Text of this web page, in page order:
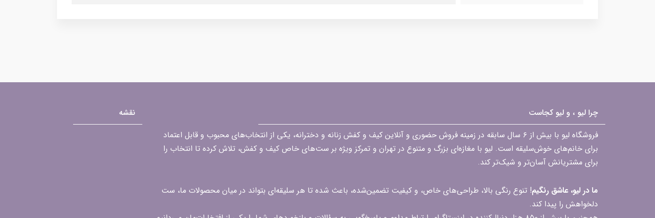
چرا لیو ، و لیو کجاست
فروشگاه لیو با بیش از ۶ سال سابقه در زمینه فروش حضوری و آنلاین کیف و کفش زنانه و دخترانه، یکی از انتخاب‌های محبوب و قابل اعتماد
برای خانم‌های خوش‌سلیقه است. لیو با مغازه‌ای بزرگ و متنوع در تهران و تمرکز ویژه بر ست‌های خاص کیف و کفش، تلاش کرده تا انتخاب را
برای مشتریانش آسان‌تر و شیک‌تر کند.
ما در لیو، عاشق رنگیم! تنوع رنگی بالا، طراحی‌های خاص، و کیفیت تضمین‌شده، باعث شده تا هر سلیقه‌ای بتواند در میان محصولات ما، ست
دلخواهش را پیدا کند.
نقشه